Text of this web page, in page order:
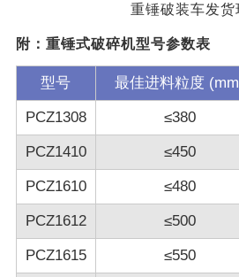
重锤破装车发货
附：重锤式破碎机型号参数表
型号 最佳进料粒度
PCZ1308 ≤380
PCZ1410 ≤450
PCZ1610 ≤480
PCZ1612 ≤500
PCZ1615 ≤550